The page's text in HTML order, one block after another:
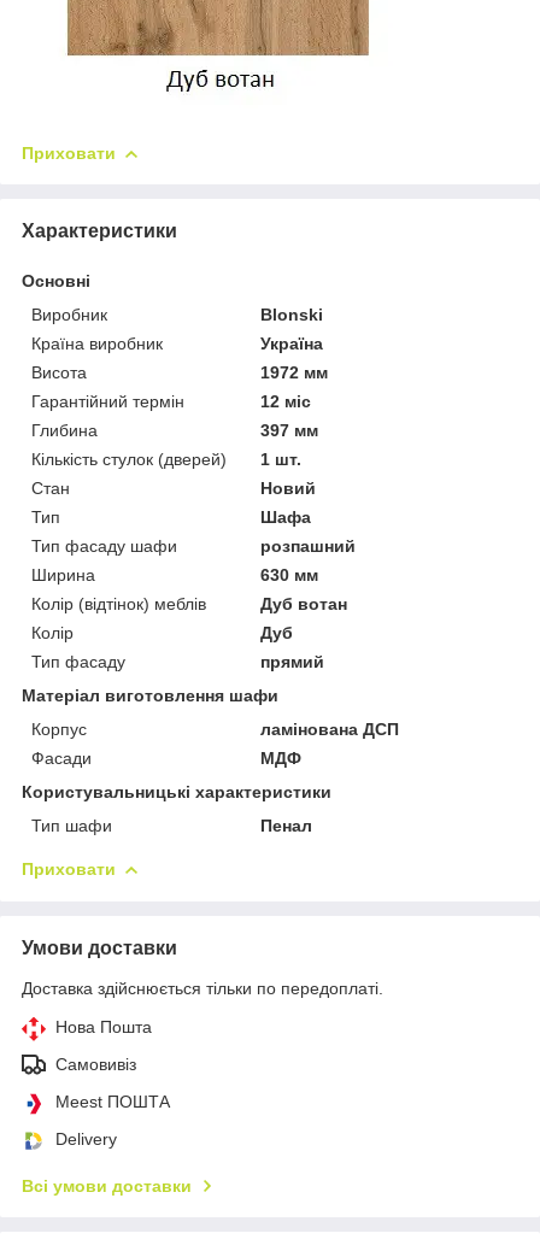
Приховати
Характеристики
Основні
Виробник
Blonski
Країна виробник
Україна
Висота
1972 мм
Гарантійний термін
12 міс
Глибина
397 мм
Кількість стулок (дверей)
1 шт.
Стан
Новий
Тип
Шафа
Тип фасаду шафи
розпашний
Ширина
630 мм
Колір (відтінок) меблів
Дуб вотан
Колір
Дуб
Тип фасаду
прямий
Матеріал виготовлення шафи
Корпус
ламінована ДСП
Фасади
МДФ
Користувальницькі характеристики
Тип шафи
Пенал
Приховати
Умови доставки
Доставка здійснюється тільки по передоплаті.
Нова Пошта
Самовивіз
Meest ПОШТА
Delivery
Всі умови доставки